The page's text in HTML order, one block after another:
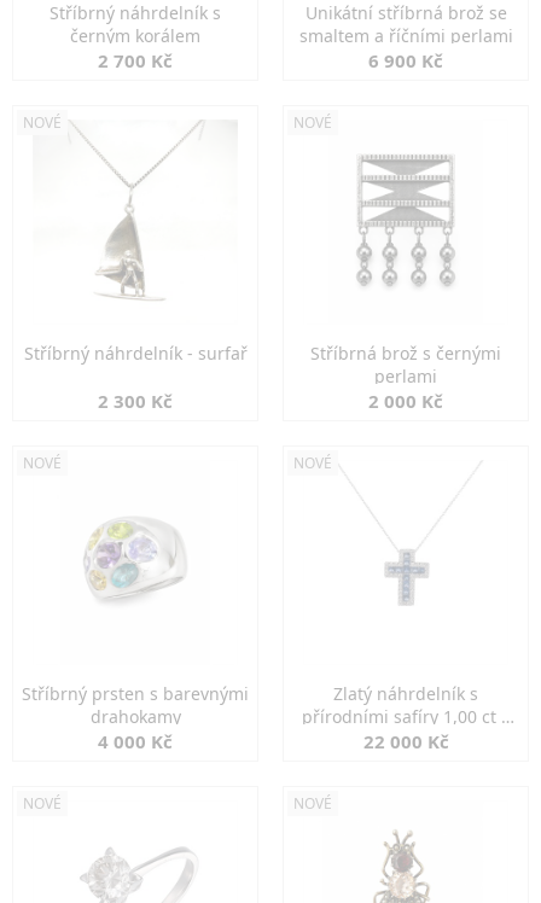
Stříbrný náhrdelník s
černým korálem
2 700 Kč
Unikátní stříbrná brož se
smaltem a říčními perlami
6 900 Kč
NOVÉ
Stříbrný náhrdelník - surfař
2 300 Kč
NOVÉ
Stříbrná brož s černými
perlami
2 000 Kč
NOVÉ
Stříbrný prsten s barevnými
drahokamy
4 000 Kč
NOVÉ
Zlatý náhrdelník s
přírodními safíry 1,00 ct a
diamanty
22 000 Kč
NOVÉ NOVÉ